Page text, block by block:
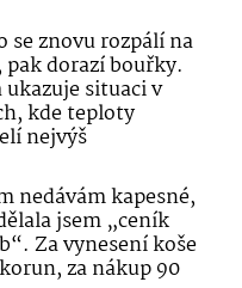
se znovu rozpálí na
pak dorazí bouřky.
ukazuje situaci v
kde teploty
nejvýš
nedávám kapesné,
jsem „ceník
Za vynesení koše
za nákup 90